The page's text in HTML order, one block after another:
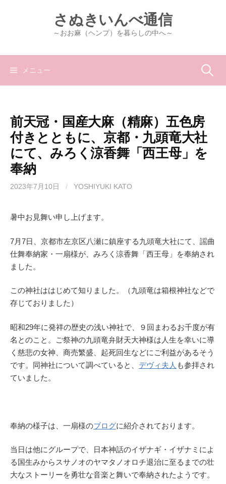
ツ
さぬきいんべ通信
～おお麻（ヘンプ）を暮らしの中へ～
メニュー 検
前天冠・国産大麻（精麻）五色房
付きとともに、京都・九頭竜大社
にて、みろく涼香舞「西王母」を
奉納
2023年7月10日 / YOSHIYUKI KATO
暑中お見舞い申し上げます。
7月7日、京都市左京区八瀬に鎮座する九頭竜大社にて、謡曲
仕舞奉納家・一扇様が、みろく涼香舞「西王母」を奉納され
ました。
この神社ははじめて知りました。（九頭竜は箱根神社などで
存じておりました）
昭和29年に発祥の歴史の浅い神社で、９回まわるお千度が有
名とのこと。ご祭神の九頭竜弁財天大神様は人生を幸いに導
く慈悲の女神、商売繁盛、起死回生などにご利益があるそう
です。同神社について調べていると、 デヴィ夫人 も参拝され
ていました。
奉納の様子は、一扇様のブログに紹介されております。
当日は他にグループで、日本神話のイザナギ・イザナミによ
る国生みからスサノオのヤマタノオロチ退治に至るまでの壮
大なストーリーを勇壮な音楽と舞いで奉納されたようです。